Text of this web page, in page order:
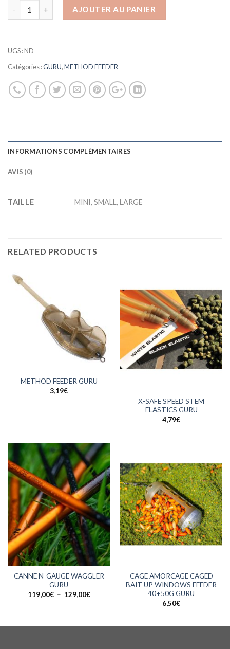
AJOUTER AU PANIER
UGS :ND
Catégories :GURU,METHOD FEEDER
INFORMATIONS COMPLÉMENTAIRES
AVIS (0)
TAILLE MINI, SMALL, LARGE
RELATED PRODUCTS
METHOD FEEDER GURU
3,19€
X-SAFE SPEED STEM
ELASTICS GURU
4,79€
CANNE N-GAUGE WAGGLER
GURU
119,00€ – 129,00€Plage
129,00€
CAGE AMORCAGE CAGED
BAIT UP WINDOWS FEEDER
40+50G GURU
6,50€